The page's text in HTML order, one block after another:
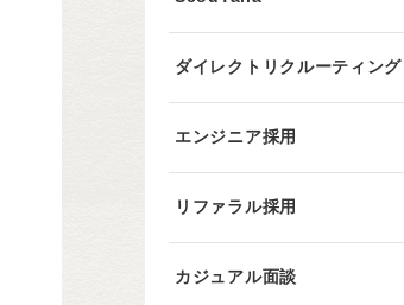
ダイレクトリクルーティング
エンジニア採用
リファラル採用
カジュアル面談